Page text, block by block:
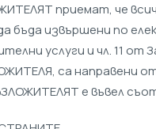
приемат, че
бъда извършени по
услуги и чл. 11 от
са направени
е въвел